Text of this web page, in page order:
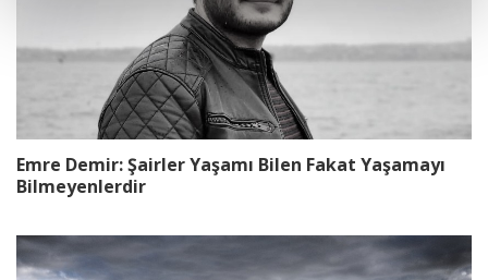
Emre Demir: Şairler Yaşamı Bilen Fakat Yaşamayı
Bilmeyenlerdir